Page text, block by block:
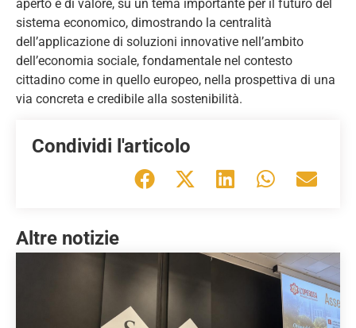
aperto e di valore, su un tema importante per il futuro del
sistema economico, dimostrando la centralità
dell’applicazione di soluzioni innovative nell’ambito
dell’economia sociale, fondamentale nel contesto
cittadino come in quello europeo, nella prospettiva di una
via concreta e credibile alla sostenibilità.
Condividi l'articolo
Altre notizie